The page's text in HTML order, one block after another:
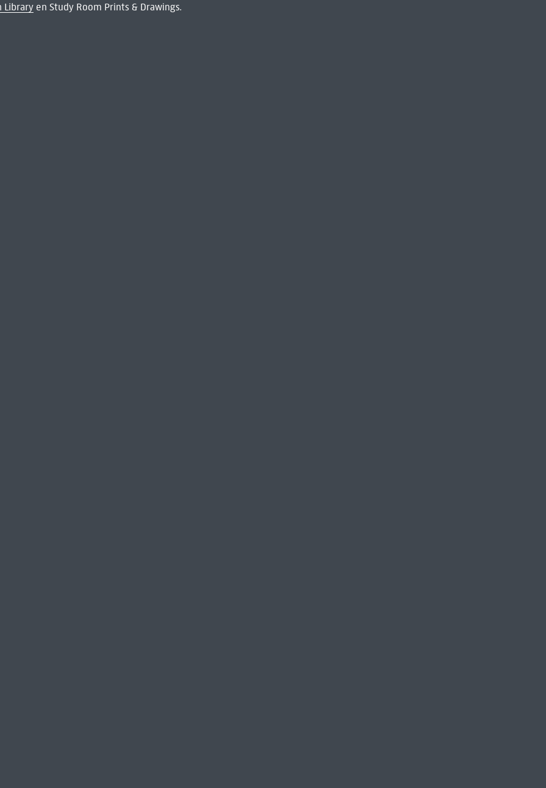
Libraryen Study Room Prints & Drawings.